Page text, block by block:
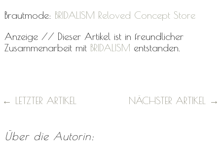
Brautmode: BRIDALISM Reloved Concept Store
Anzeige // Dieser Artikel ist in freundlicher
Zusammenarbeit mit BRIDALISM entstanden.
← LETZTER ARTIKEL NÄCHSTER ARTIKEL →
Über die Autorin: